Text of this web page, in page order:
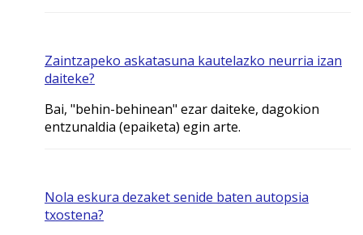
Zaintzapeko askatasuna kautelazko neurria izan
daiteke?
Bai, "behin-behinean" ezar daiteke, dagokion
entzunaldia (epaiketa) egin arte.
Nola eskura dezaket senide baten autopsia
txostena?